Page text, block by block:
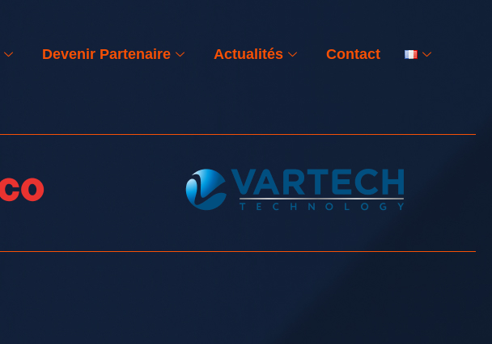
Devenir Partenaire Actualités Contact